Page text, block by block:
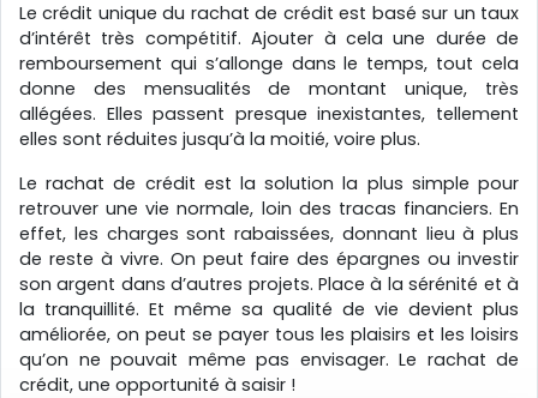
Le crédit unique du rachat de crédit est basé sur un taux
d’intérêt très compétitif. Ajouter à cela une durée de
remboursement qui s’allonge dans le temps, tout cela
donne des mensualités de montant unique, très
allégées. Elles passent presque inexistantes, tellement
elles sont réduites jusqu’à la moitié, voire plus.
Le rachat de crédit est la solution la plus simple pour
retrouver une vie normale, loin des tracas financiers. En
effet, les charges sont rabaissées, donnant lieu à plus
de reste à vivre. On peut faire des épargnes ou investir
son argent dans d’autres projets. Place à la sérénité et à
la tranquillité. Et même sa qualité de vie devient plus
améliorée, on peut se payer tous les plaisirs et les loisirs
qu’on ne pouvait même pas envisager. Le rachat de
crédit, une opportunité à saisir !